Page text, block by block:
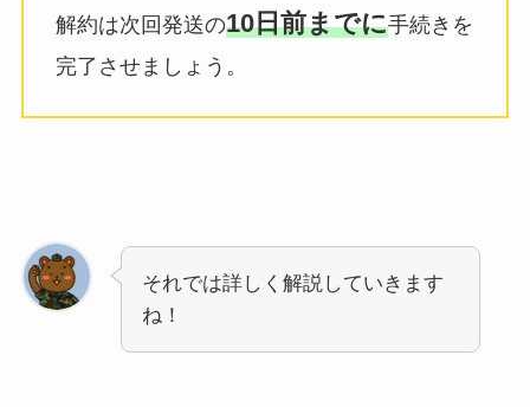
解約は次回発送の10日前までに手続きを
完了させましょう。
それでは詳しく解説していきます
ね！